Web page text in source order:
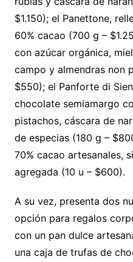
$1.150); el Panettone,
60% cacao (700 g –
con azúcar orgánica,
campo y almendras non
$550); el Panforte di
chocolate semiamargo
pistachos, cáscara de
de especias (180 g –
70% cacao artesanales,
agregada (10 u – $600).
A su vez, presenta dos
opción para regalos
con un pan dulce
una caja de trufas de